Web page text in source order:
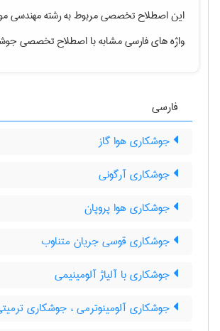
این اصطلاح تخصصی مربوط به رشتهمهندسی
واژه های فارسی مشابه با اصطلاح تخصصی
فارسی
جوشکاری هوا گاز
جوشکاری آرگونی
جوشکاری هوا پروپان
جوشکاری قوسی جریان متناوب
جوشکاری با آلیاژ آلومینیمی
جوشکاری آلومینوترمی ، جوشکاری